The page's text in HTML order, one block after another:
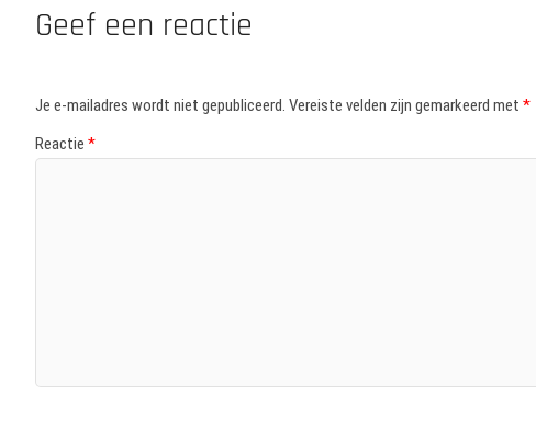
Geef een reactie
Je e-mailadres wordt niet gepubliceerd. Vereiste velden zijn gemarkeerd met *
Reactie *